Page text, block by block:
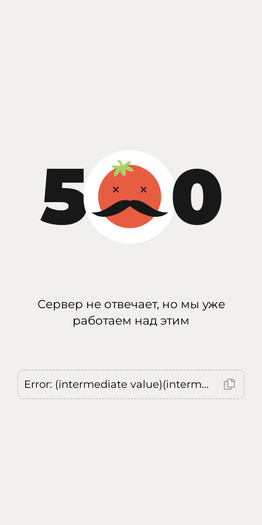
Сервер не отвечает, но мы уже
работаем над этим
Error: (intermediate value)(intermediate value)(intermediate value).replaceAll is not a function